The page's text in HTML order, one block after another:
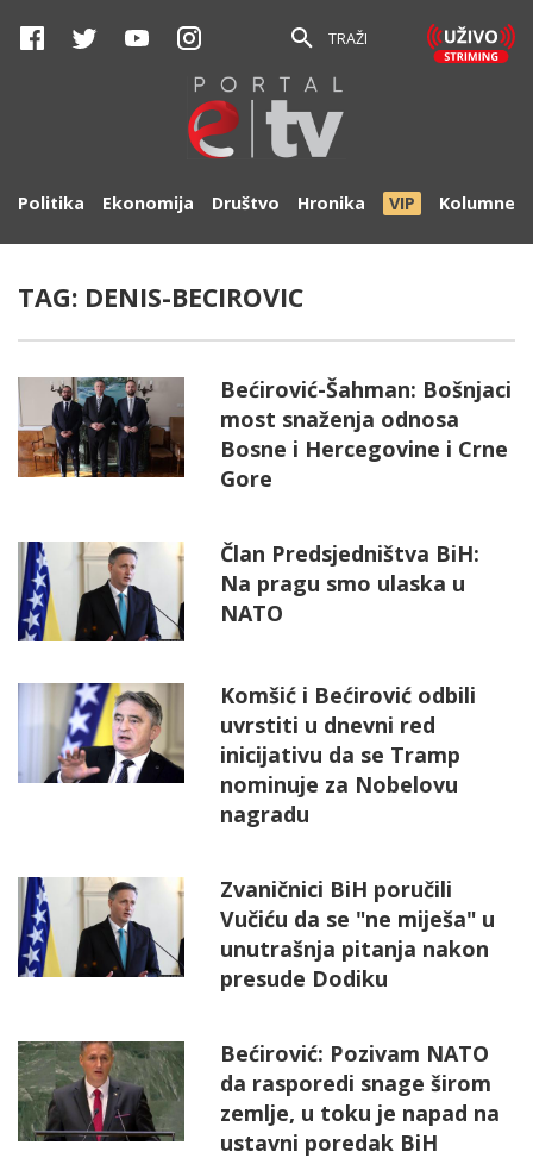
TRAŽI
Politika Ekonomija Društvo Hronika VIP Kolumne
TAG: DENIS-BECIROVIC
Bećirović-Šahman: Bošnjaci
most snaženja odnosa
Bosne i Hercegovine i Crne
Gore
Član Predsjedništva BiH:
Na pragu smo ulaska u
NATO
Komšić i Bećirović odbili
uvrstiti u dnevni red
inicijativu da se Tramp
nominuje za Nobelovu
nagradu
Zvaničnici BiH poručili
Vučiću da se "ne miješa" u
unutrašnja pitanja nakon
presude Dodiku
Bećirović: Pozivam NATO
da rasporedi snage širom
zemlje, u toku je napad na
ustavni poredak BiH